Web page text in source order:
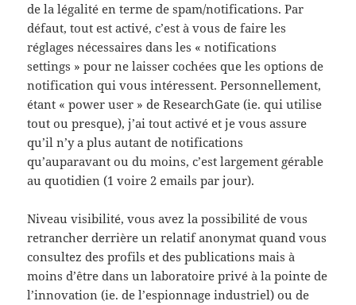
de la légalité en terme de spam/notifications. Par
défaut, tout est activé, c’est à vous de faire les
réglages nécessaires dans les « notifications
settings » pour ne laisser cochées que les options de
notification qui vous intéressent. Personnellement,
étant « power user » de ResearchGate (ie. qui utilise
tout ou presque), j’ai tout activé et je vous assure
qu’il n’y a plus autant de notifications
qu’auparavant ou du moins, c’est largement gérable
au quotidien (1 voire 2 emails par jour).
Niveau visibilité, vous avez la possibilité de vous
retrancher derrière un relatif anonymat quand vous
consultez des profils et des publications mais à
moins d’être dans un laboratoire privé à la pointe de
l’innovation (ie. de l’espionnage industriel) ou de